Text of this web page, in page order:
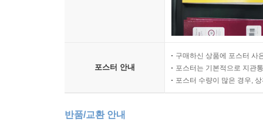
포스터 안내
구매하신 상품에 포스터 사
포스터는 기본적으로 지관
포스터 수량이 많은 경우,
반품/교환 안내